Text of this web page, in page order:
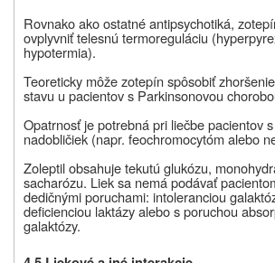
Rovnako ako ostatné antipsychotiká,
ovplyvniť telesnú termoreguláciu
hypotermia).
Teoreticky môže zotepín spôsobiť
stavu u pacientov s Parkinsonovou
Opatrnosť je potrebná pri liečbe pacientov
nadobličiek (napr. feochromocytóm alebo
Zoleptil obsahuje tekutú glukózu,
sacharózu. Liek sa nemá podávať
dedičnými poruchami: intoleranciou
deficienciou laktázy alebo s poruchou
galaktózy.